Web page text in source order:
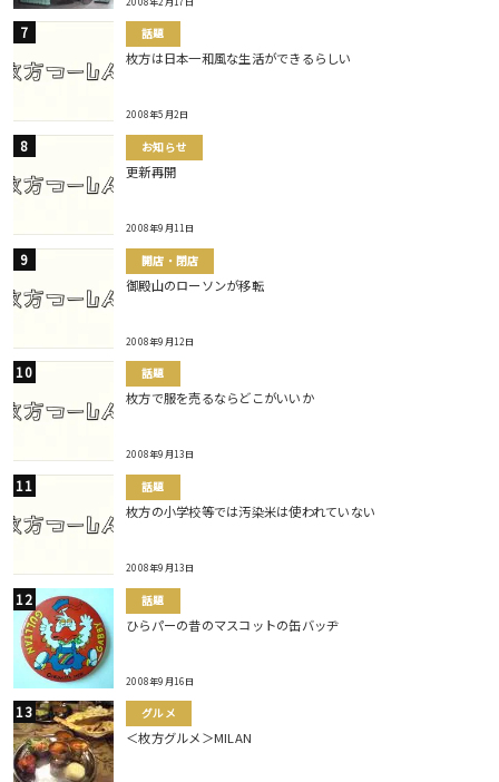
話題
枚方は日本一和風な生活ができるらしい
2008年5月2日
お知らせ
更新再開
2008年9月11日
開店・閉店
御殿山のローソンが移転
2008年9月12日
話題
枚方で服を売るならどこがいいか
2008年9月13日
話題
枚方の小学校等では汚染米は使われていない
2008年9月13日
話題
ひらパーの昔のマスコットの缶バッヂ
2008年9月16日
グルメ
＜枚方グルメ＞MILAN